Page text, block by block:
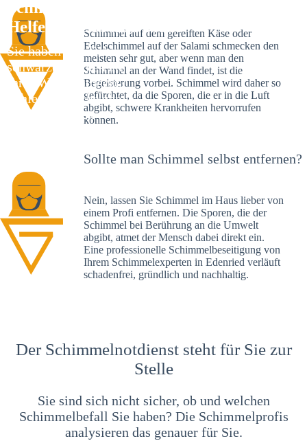
Schimmelexperte in Edenried – Ihr
Helfer an Ort und Stelle
Sie haben kürzlich
schwarze Flecken an
Ihrer Wand entdeckt?
Schlechte Nachrichten:
Sie haben einen
Schimmel auf dem gereiften Käse oder
Edelschimmel auf der Salami schmecken den
meisten sehr gut, aber wenn man den
Schimmel an der Wand findet, ist die
Begeisterung vorbei. Schimmel wird daher so
gefürchtet, da die Sporen, die er in die Luft
abgibt, schwere Krankheiten hervorrufen
können.
Sollte man Schimmel selbst entfernen?
Nein, lassen Sie Schimmel im Haus lieber von
einem Profi entfernen. Die Sporen, die der
Schimmel bei Berührung an die Umwelt
abgibt, atmet der Mensch dabei direkt ein.
Eine professionelle Schimmelbeseitigung von
Ihrem Schimmelexperten in Edenried verläuft
schadenfrei, gründlich und nachhaltig.
Der Schimmelnotdienst steht für Sie zur
Stelle
Sie sind sich nicht sicher, ob und welchen
Schimmelbefall Sie haben? Die Schimmelprofis
analysieren das genauer für Sie.